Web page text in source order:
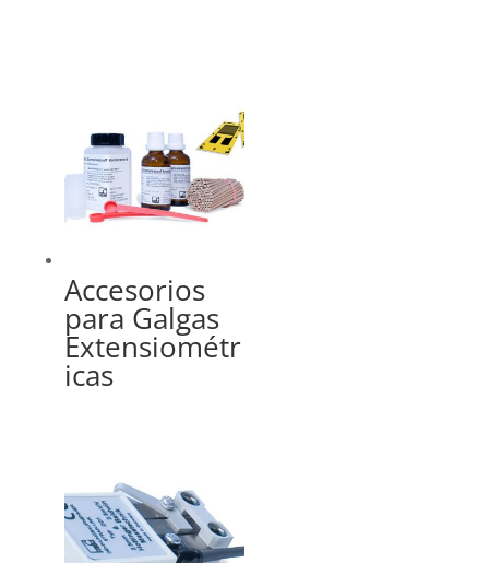
Accesorios
para Galgas
Extensiométr
icas